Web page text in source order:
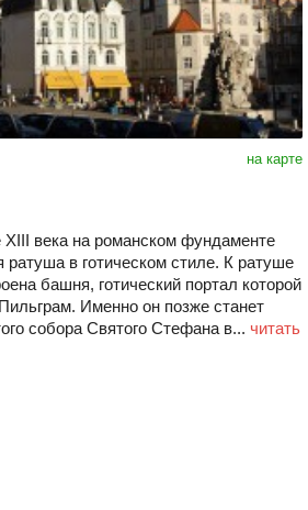
на карте
XIII века на романском фундаменте
в готическом стиле. К ратуше
башня, готический портал которой
Именно он позже станет
собора Святого Стефана в... читать